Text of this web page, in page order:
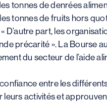
tonnes de denrées
tonnes de fruits hors
D’autre part, les
précarité ». La Bourse
du secteur de l’aide
entre les
leurs activités et